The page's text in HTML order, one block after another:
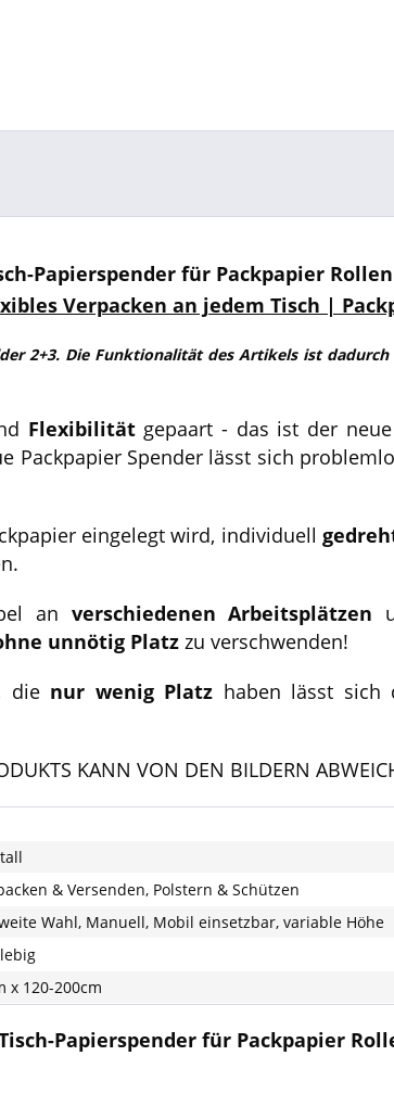
Papierspender für Packpapier
Verpacken an jedem Tisch |
2+3. Die Funktionalität des Artikels ist
Flexibilitätgepaart - das ist der neue
Packpapier Spender lässt sich
eingelegt wird, individuell
an verschiedenen Arbeitsplätzen
unnötig Platz zu verschwenden!
die nur wenig Platz haben lässt sich
KANN VON DEN BILDERN
& Versenden, Polstern & Schützen
Wahl, Manuell, Mobil einsetzbar, variable Höhe
x 120-200cm
Papierspender für Packpapier